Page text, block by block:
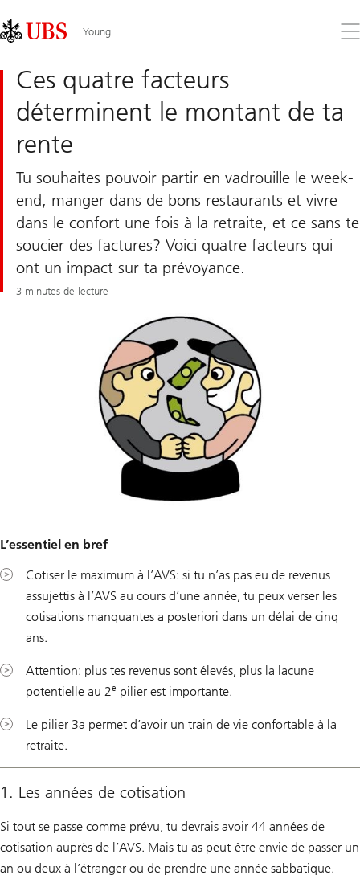
Links
Area
Young
le
Ces quatre facteurs
déterminent le montant de ta
rente
Tu souhaites pouvoir partir en vadrouille le week-
end, manger dans de bons restaurants et vivre
dans le confort une fois à la retraite, et ce sans te
soucier des factures? Voici quatre facteurs qui
ont un impact sur ta prévoyance.
3 minutes de lecture
L’essentiel en bref
Cotiser le maximum à l’AVS: si tu n’as pas eu de revenus
assujettis à l’AVS au cours d’une année, tu peux verser les
cotisations manquantes a posteriori dans un délai de cinq
ans.
Attention: plus tes revenus sont élevés, plus la lacune
potentielle au 2e pilier est importante.
Le pilier 3a permet d’avoir un train de vie confortable à la
retraite.
1. Les années de cotisation
Si tout se passe comme prévu, tu devrais avoir 44 années de
cotisation auprès de l’AVS. Mais tu as peut-être envie de passer un
an ou deux à l’étranger ou de prendre une année sabbatique.